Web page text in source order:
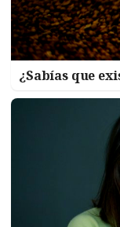
¿Sabías que